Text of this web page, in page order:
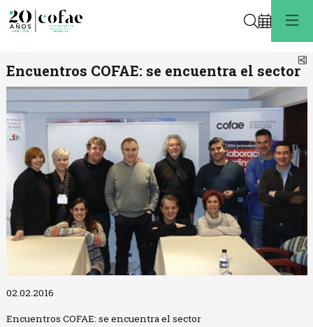
Buscar
Encuentros COFAE: se encuentra el sector
02.02.2016
Encuentros COFAE: se encuentra el sector